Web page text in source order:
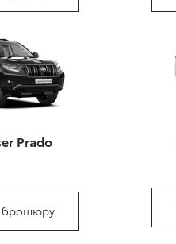
Prado
брошюру